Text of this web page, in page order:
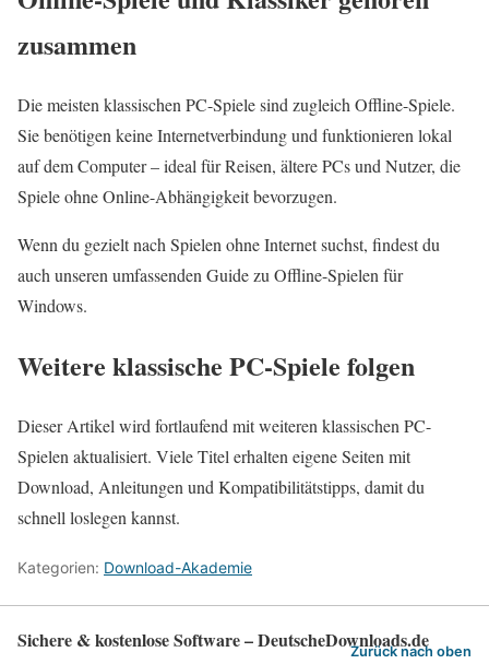
zusammen
Die meisten klassischen PC-Spiele sind zugleich Offline-Spiele.
Sie benötigen keine Internetverbindung und funktionieren lokal
auf dem Computer – ideal für Reisen, ältere PCs und Nutzer, die
Spiele ohne Online-Abhängigkeit bevorzugen.
Wenn du gezielt nach Spielen ohne Internet suchst, findest du
auch unseren umfassenden Guide zu Offline-Spielen für
Windows.
Weitere klassische PC-Spiele folgen
Dieser Artikel wird fortlaufend mit weiteren klassischen PC-
Spielen aktualisiert. Viele Titel erhalten eigene Seiten mit
Download, Anleitungen und Kompatibilitätstipps, damit du
schnell loslegen kannst.
Kategorien: Download-Akademie
Sichere & kostenlose Software – DeutscheDownloads.de
Zurück nach oben